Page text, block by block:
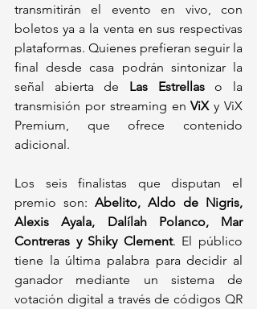
transmitirán el evento en vivo, con
boletos ya a la venta en sus respectivas
plataformas. Quienes prefieran seguir la
final desde casa podrán sintonizar la
señal abierta de Las Estrellas o la
transmisión por streaming en ViX y ViX
Premium, que ofrece contenido
adicional.
Los seis finalistas que disputan el
premio son: Abelito, Aldo de Nigris,
Alexis Ayala, Dalílah Polanco, Mar
Contreras y Shiky Clement. El público
tiene la última palabra para decidir al
ganador mediante un sistema de
votación digital a través de códigos QR